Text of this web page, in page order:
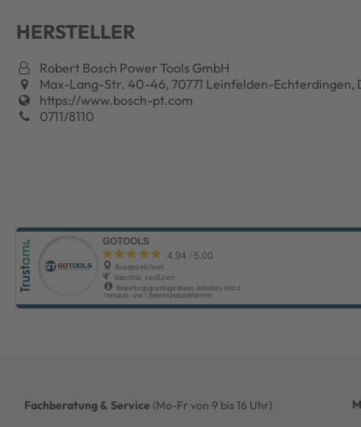
HERSTELLER
Robert Bosch Power Tools GmbH
Max-Lang-Str. 40-46, 70771 Leinfelden-Echterdingen,
https://www.bosch-pt.com
0711/8110
Fachberatung & Service (Mo-Fr von 9 bis 16 Uhr)